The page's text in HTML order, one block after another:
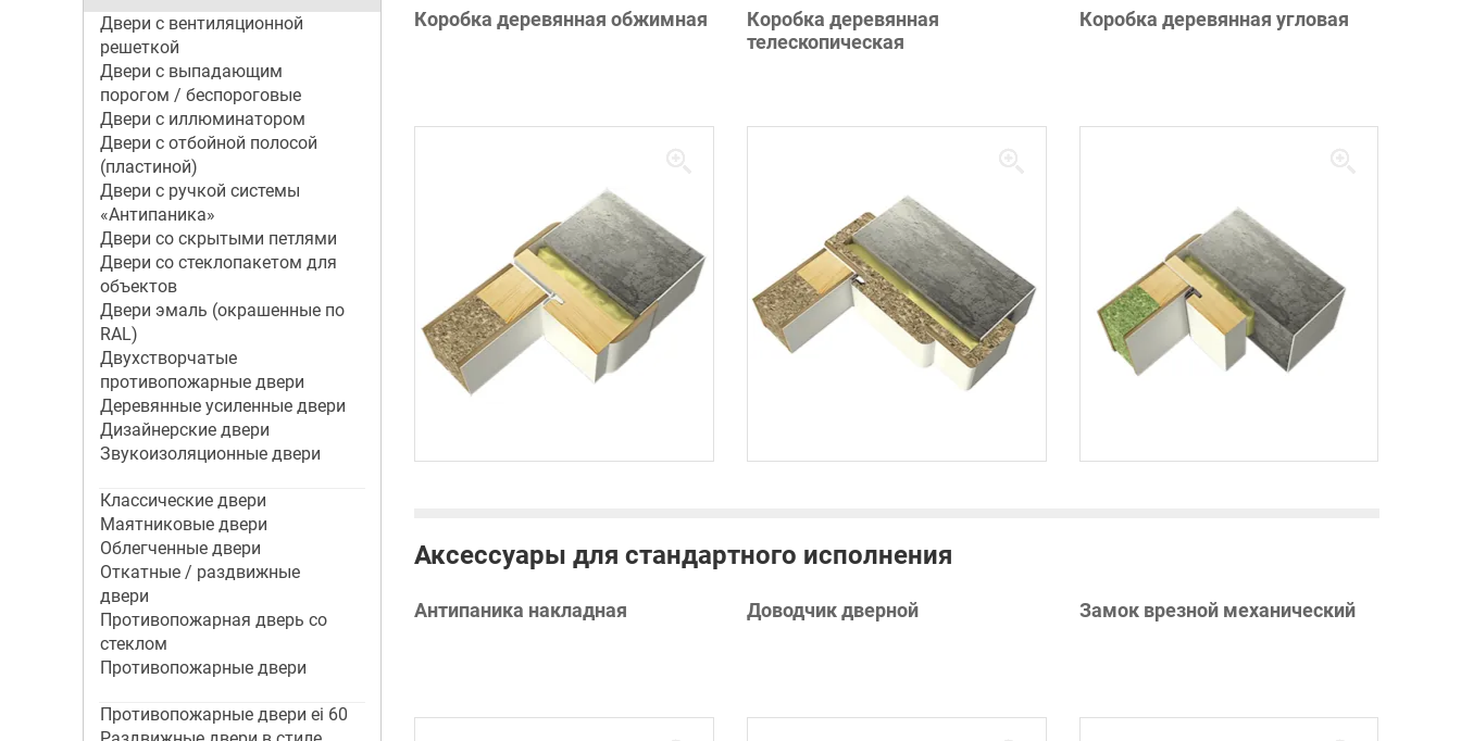
Двери с вентиляционной
решеткой
Двери с выпадающим
порогом / беспороговые
Двери с иллюминатором
Двери с отбойной полосой
(пластиной)
Двери с ручкой системы
«Антипаника»
Двери со скрытыми петлями
Двери со стеклопакетом для
объектов
Двери эмаль (окрашенные по
RAL)
Двухстворчатые
противопожарные двери
Деревянные усиленные двери
Дизайнерские двери
Звукоизоляционные двери
Классические двери
Маятниковые двери
Облегченные двери
Откатные / раздвижные
двери
Противопожарная дверь со
стеклом
Противопожарные двери
Противопожарные двери ei 60
Коробка деревянная обжимная
Коробка деревянная
телескопическая
Коробка деревянная угловая
Аксессуары для стандартного исполнения
Антипаника накладная Доводчик дверной Замок врезной механический